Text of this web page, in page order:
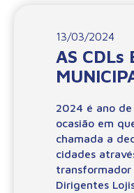
13/03/2024
AS CDLs
2024 é ano de
ocasião em
chamada a
cidades
transformador
Dirigentes